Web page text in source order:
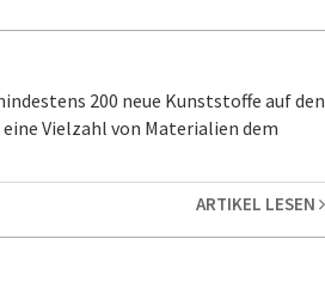
200 neue Kunststoffe auf den
Vielzahl von Materialien dem
ARTIKEL LESEN